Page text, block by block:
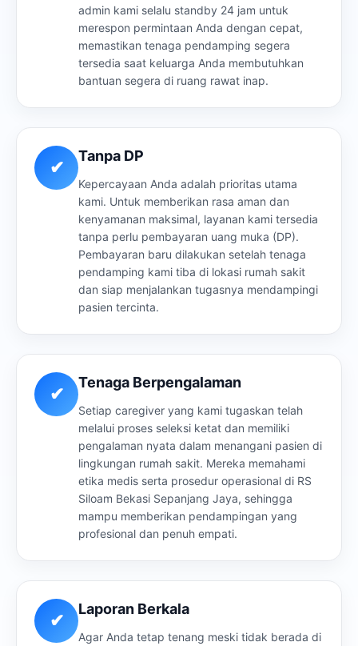
admin kami selalu standby 24 jam untuk
merespon permintaan Anda dengan cepat,
memastikan tenaga pendamping segera
tersedia saat keluarga Anda membutuhkan
bantuan segera di ruang rawat inap.
✔
Tanpa DP
Kepercayaan Anda adalah prioritas utama
kami. Untuk memberikan rasa aman dan
kenyamanan maksimal, layanan kami tersedia
tanpa perlu pembayaran uang muka (DP).
Pembayaran baru dilakukan setelah tenaga
pendamping kami tiba di lokasi rumah sakit
dan siap menjalankan tugasnya mendampingi
pasien tercinta.
✔
Tenaga Berpengalaman
Setiap caregiver yang kami tugaskan telah
melalui proses seleksi ketat dan memiliki
pengalaman nyata dalam menangani pasien di
lingkungan rumah sakit. Mereka memahami
etika medis serta prosedur operasional di RS
Siloam Bekasi Sepanjang Jaya, sehingga
mampu memberikan pendampingan yang
profesional dan penuh empati.
✔
Laporan Berkala
Agar Anda tetap tenang meski tidak berada di